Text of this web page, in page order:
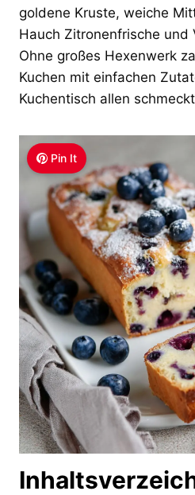
goldene Kruste, weiche
Hauch Zitronenfrische und
Ohne großes Hexenwerk
Kuchen mit einfachen
Kuchentisch allen
Pin It